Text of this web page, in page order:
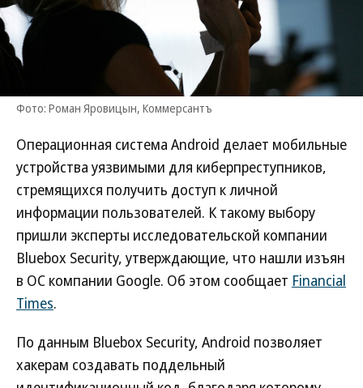
Фото: Роман Яровицын, Коммерсантъ
Операционная система Android делает мобильные
устройства уязвимыми для киберпреступников,
стремящихся получить доступ к личной
информации пользователей. К такому выбору
пришли эксперты исследовательской компании
Bluebox Security, утверждающие, что нашли изъян
в ОС компании Google. Об этом сообщает Financial
Times.
По данным Bluebox Security, Android позволяет
хакерам создавать поддельный